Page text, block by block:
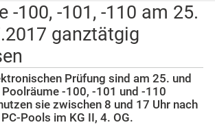
-100, -101, -110 am 25.
ganztätgig
Prüfung sind am 25. und
-100, -101 und -110
sie zwischen 8 und 17 Uhr nach
Pools im KG II, 4. OG.